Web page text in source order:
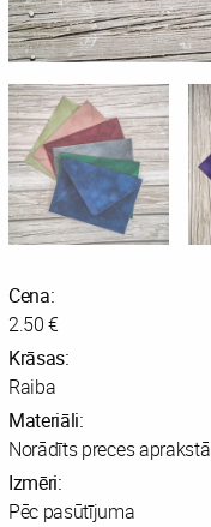
Cena:
2.50 €
Krāsas:
Raiba
Materiāli:
Norādīts preces aprakstā
Izmēri:
Pēc pasūtījuma